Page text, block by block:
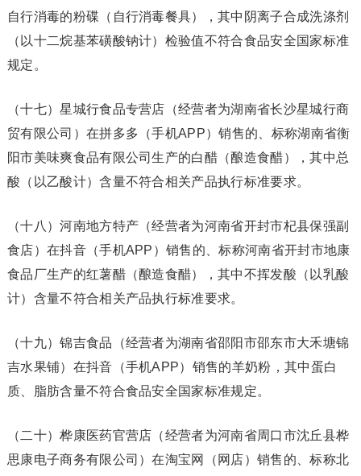
自行消毒的粉碟（自行消毒餐具），其中阴离子合成洗涤剂
（以十二烷基苯磺酸钠计）检验值不符合食品安全国家标准
规定。
（十七）星城行食品专营店（经营者为湖南省长沙星城行商
贸有限公司）在拼多多（手机APP）销售的、标称湖南省衡
阳市美味爽食品有限公司生产的白醋（酿造食醋），其中总
酸（以乙酸计）含量不符合相关产品执行标准要求。
（十八）河南地方特产（经营者为河南省开封市杞县保强副
食店）在抖音（手机APP）销售的、标称河南省开封市地康
食品厂生产的红薯醋（酿造食醋），其中不挥发酸（以乳酸
计）含量不符合相关产品执行标准要求。
（十九）锦吉食品（经营者为湖南省邵阳市邵东市大禾塘锦
吉水果铺）在抖音（手机APP）销售的羊奶粉，其中蛋白
质、脂肪含量不符合食品安全国家标准规定。
（二十）桦康医药官营店（经营者为河南省周口市沈丘县桦
思康电子商务有限公司）在淘宝网（网店）销售的、标称北